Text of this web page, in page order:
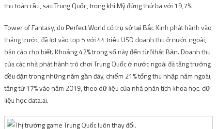
thu toàn cầu, sau Trung Quốc, trong khi Mỹ đứng thứ ba với 19,7%.
Tower of Fantasy, do Perfect World có trụ sở tại Bắc Kinh phát hành vào
tháng trước, đã lọt vào top 5 với 44 triệu USD doanh thu ở nước ngoài,
báo cáo cho biết. Khoảng 42% trong số này đến từ Nhật Bản. Doanh thu
của các nhà phát hành trò chơi Trung Quốc ở nước ngoài đã tăng trưởng
đều đặn trong những năm gần đây, chiếm 21% tổng thu nhập năm ngoái,
tăng từ 17% vào năm 2019, theo dữ liệu của nhà phân tích khoa học. dữ
liệu học data.ai.